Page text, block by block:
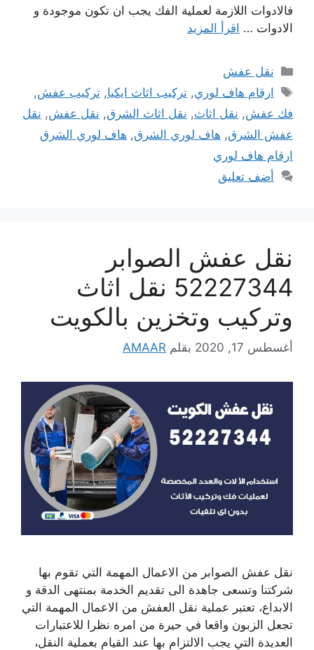
فالادوات اللازمة لعملية الفك يجب ان تكون موجودة و
الادوات … اقرأ المزيد
التصنيفات
نقل عفش
الوسوم
ارقام هاف لوري,تركيب اثاث ايكيا,تركيب عفش,
فك عفش, نقل اثاث, نقل اثاث الشرق, نقل عفش, نقل
عفش الشرق, هاف لوري الشرق, هاف لوري الشرق
ارقام هاف لوري
أضف تعليق
نقل عفش الصوابر
52227344 نقل اثاث
وتركيب وتخزين بالكويت
أغسطس 17, 2020 بقلم AMAAR
نقل عفش الصوابر من الاعمال المهمة التي تقوم بها
شركتنا وتسعى جاهدة الى تقديم الخدمة بمنتهى الدقة و
الابداع، تعتبر عملية نقل العفش من الاعمال المهمة التي
تجعل الزبون واقعا في حيرة من امره نظرا للاعتبارات
العديدة التي يجب الالتزام بها عند القيام بعملية النقل،